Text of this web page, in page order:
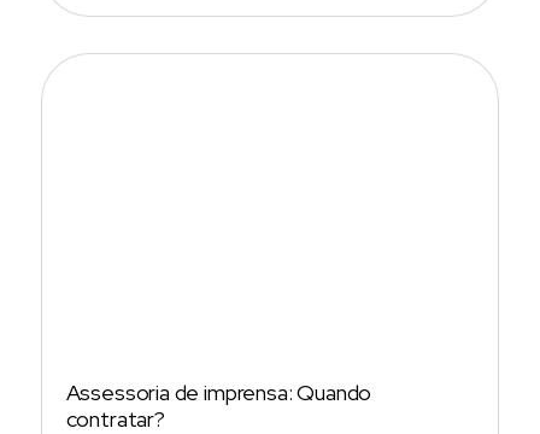
à simples redação e distribuição de press
da realidade. […]
Assessoria de imprensa: Quando
contratar?